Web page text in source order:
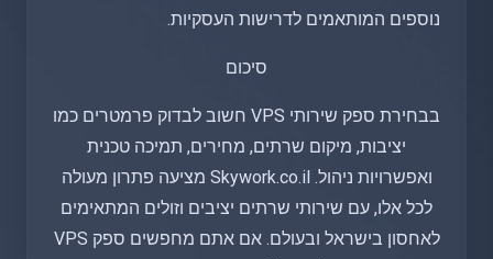
נוספים המותאמים לדרישות העסקיות.
סיכום
בבחירת ספק שירותי VPS חשוב לבדוק פרמטרים כמו
יציבות, מיקום שרתים, מחירים, תמיכה טכנית
ואפשרויות ניהול. Skywork.co.il מציעה פתרון מעולה
לכל אלו, עם שירותי שרתים יציבים וזולים המתאימים
לאחסון בישראל ובעולם. אם אתם מחפשים ספק VPS